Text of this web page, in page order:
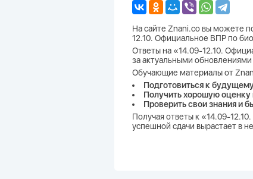
На сайте Znani.co вы можете
12.10. Официальное ВПР по
Ответы на «14.09-12.10.
за актуальными обновлениями
Обучающие материалы от
Подготовиться к
Получить хорошую оценку
Проверить свои знания и
Получая ответы к «14.09-
успешной сдачи вырастает в